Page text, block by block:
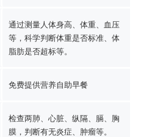
通过测量人体身高、体重、血压
等，科学判断体重是否标准、体
脂肪是否超标等。
免费提供营养自助早餐
检查两肺、心脏、纵隔、膈、胸
膜，判断有无炎症、肿瘤等。